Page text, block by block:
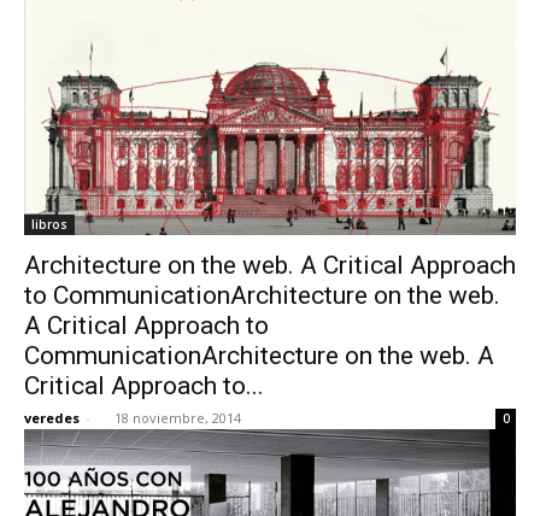
libros
Architecture on the web. A Critical Approach
to CommunicationArchitecture on the web.
A Critical Approach to
CommunicationArchitecture on the web. A
Critical Approach to...
veredes - 18 noviembre, 2014 0